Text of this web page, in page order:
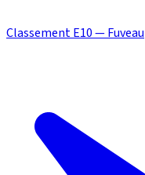
Classement E10 — Fuveau